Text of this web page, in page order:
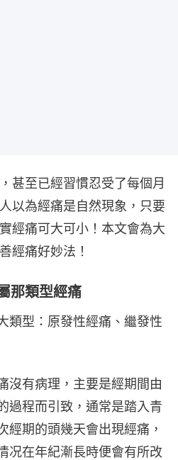
甚至已經習慣忍受了每個月
以為經痛是自然現象，只要
經痛可大可小！本文會為大
經痛好妙法！
那類型經痛
類型：原發性經痛、繼發性
沒有病理，主要是經期間由
過程而引致，通常是踏入青
經期的頭幾天會出現經痛，
况在年紀漸長時便會有所改